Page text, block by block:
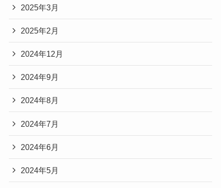
2025年3月
2025年2月
2024年12月
2024年9月
2024年8月
2024年7月
2024年6月
2024年5月